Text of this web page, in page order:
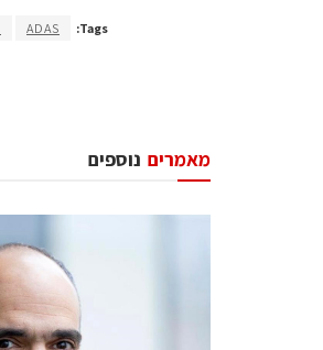
Tags:
ADAS
נוספים מאמרים